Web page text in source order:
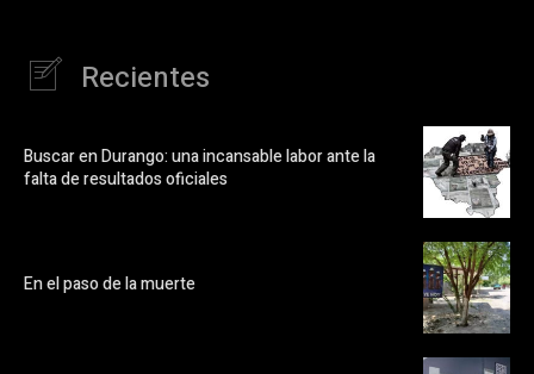
Recientes
Buscar en Durango: una incansable labor ante la
falta de resultados oficiales
En el paso de la muerte